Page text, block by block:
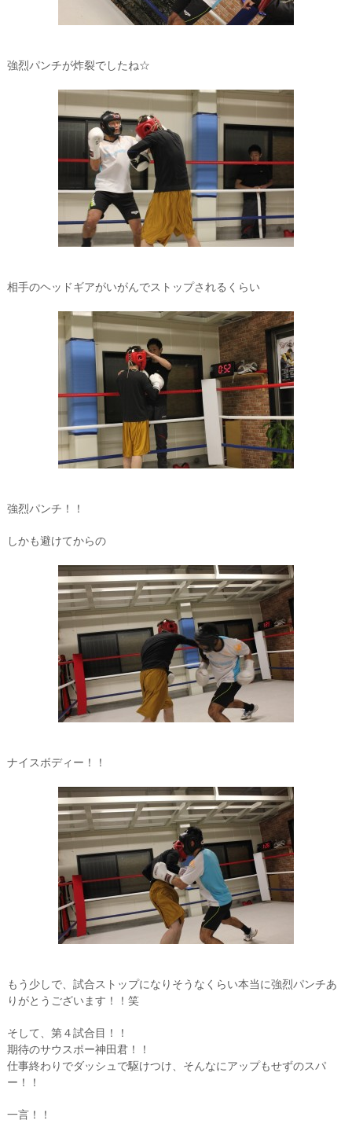
強烈パンチが炸裂でしたね☆
相手のヘッドギアがいがんでストップされるくらい
強烈パンチ！！
しかも避けてからの
ナイスボディー！！
もう少しで、試合ストップになりそうなくらい本当に強烈パンチあ
りがとうございます！！笑
そして、第４試合目！！
期待のサウスポー神田君！！
仕事終わりでダッシュで駆けつけ、そんなにアップもせずのスパ
ー！！
一言！！